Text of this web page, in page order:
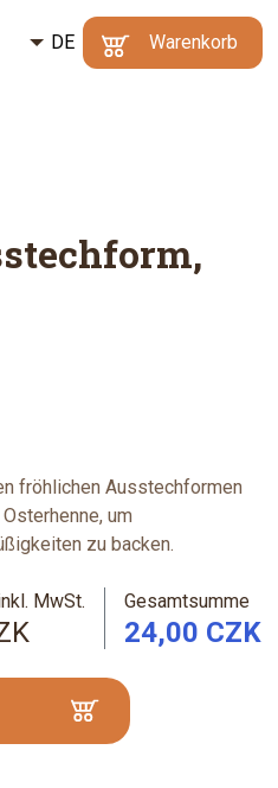
DE
Kč
Warenkorb
fröhlichen Ausstechformen
um
zu backen.
MwSt. Gesamtsumme
24,00 CZK